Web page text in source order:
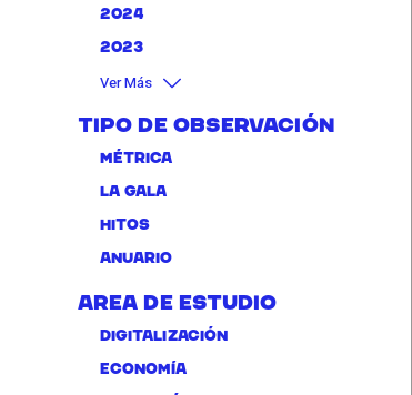
2024
2023
Ver Más
Tipo de Observación
Métrica
La Gala
Hitos
Anuario
Area de Estudio
Digitalización
Economía